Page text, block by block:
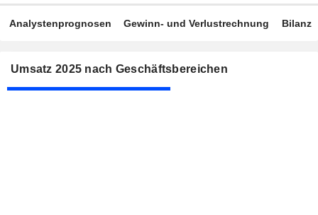
Analystenprognosen Gewinn- und Verlustrechnung Bilanz
Umsatz 2025 nach Geschäftsbereichen